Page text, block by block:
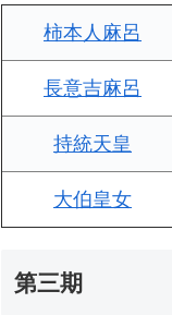
柿本人麻呂
長意吉麻呂
持統天皇
大伯皇女
第三期